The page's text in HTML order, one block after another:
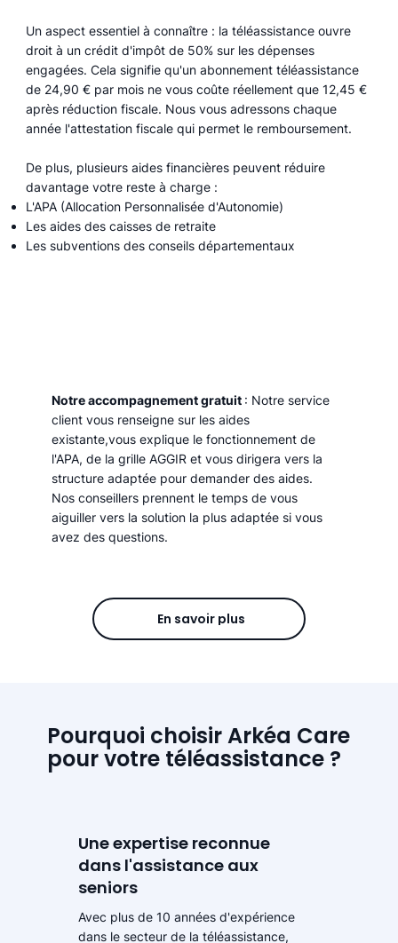
Un aspect essentiel à connaître : la téléassistance ouvre
droit à un crédit d'impôt de 50% sur les dépenses
engagées. Cela signifie qu'un abonnement téléassistance
de 24,90 € par mois ne vous coûte réellement que 12,45 €
après réduction fiscale. Nous vous adressons chaque
année l'attestation fiscale qui permet le remboursement.
De plus, plusieurs aides financières peuvent réduire
davantage votre reste à charge :
L'APA (Allocation Personnalisée d'Autonomie)
Les aides des caisses de retraite
Les subventions des conseils départementaux
Notre accompagnement gratuit : Notre service
client vous renseigne sur les aides
existante,vous explique le fonctionnement de
l'APA, de la grille AGGIR et vous dirigera vers la
structure adaptée pour demander des aides.
Nos conseillers prennent le temps de vous
aiguiller vers la solution la plus adaptée si vous
avez des questions.
En savoir plus
Pourquoi choisir Arkéa Care
pour votre téléassistance ?
Une expertise reconnue
dans l'assistance aux
seniors
Avec plus de 10 années d'expérience
dans le secteur de la téléassistance,